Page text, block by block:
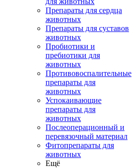
Препараты для сердца
животных
Препараты для суставов
животных
Пробиотики и
пребиотики для
животных
Противовоспалительные
препараты для
животных
Успокаивающие
препараты для
животных
Послеоперационный и
перевязочный материал
Фитопрепараты для
животных
Ещё